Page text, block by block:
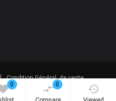
0
0
Condition Général de vente